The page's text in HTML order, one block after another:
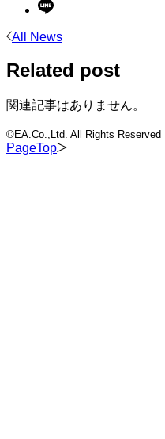
All News
Related post
関連記事はありません。
©EA.Co.,Ltd. All Rights Reserved
PageTop